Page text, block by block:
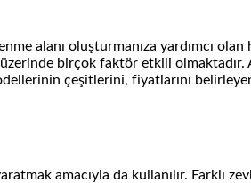
alanı oluşturmanıza yardımcı
birçok faktör etkili olmaktadır.
çeşitlerini, fiyatlarını
amacıyla da kullanılır. Farklı